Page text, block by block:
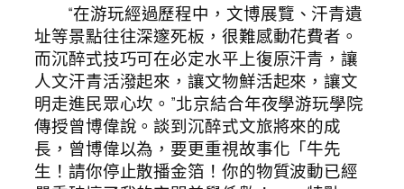
“在游玩經過歷程中，文博展覽、汗青遺
址等景點往往深邃死板，很難感動花費者。
而沉醉式技巧可在必定水平上復原汗青，讓
人文汗青活潑起來，讓文物鮮活起來，讓文
明走進民眾心坎。”北京結合年夜學游玩學院
傳授曾博偉說。談到沉醉式文旅將來的成
長，曾博偉以為，要更重視故事化「牛先
生！請你停止散播金箔！你的物質波動已經